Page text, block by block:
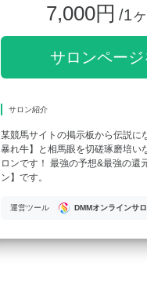
7,000円 /1
サロンページ
サロン紹介
某競馬サイトの掲示板から伝説
暴れ牛】と相馬眼を切磋琢磨培い
ロンです！ 最強の予想&最強の還
ン】です。
運営ツール DMMオンラインサ